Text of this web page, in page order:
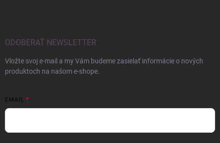
ODOBERAŤ NEWSLETTER
Vložte svoj e-mail a my Vám budeme zasielať informácie o nových
produktoch na našom e-shope.
EMAIL